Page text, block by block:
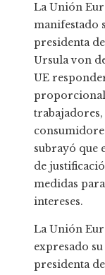
La Unión
manifestado
presidenta
Ursula von
UE
subrayó que
de
medidas
intereses.
La Unión
expresado
presidenta